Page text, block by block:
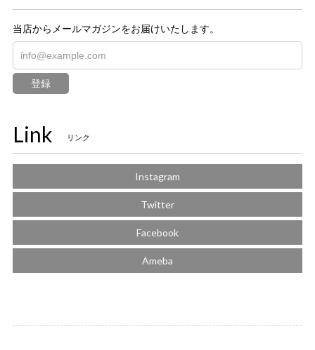
当店からメールマガジンをお届けいたします。
登録
Link リンク
Instagram
Twitter
Facebook
Ameba